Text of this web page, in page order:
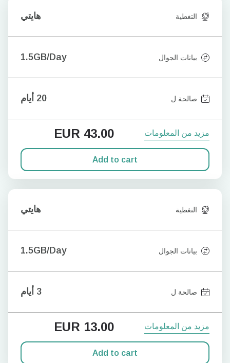
التغطية هايتي
بيانات الجوال 1.5GB/Day
صالحة ل 20 أيام
مزيد من المعلومات EUR 43.00
Add to cart
التغطية هايتي
بيانات الجوال 1.5GB/Day
صالحة ل 3 أيام
مزيد من المعلومات EUR 13.00
Add to cart